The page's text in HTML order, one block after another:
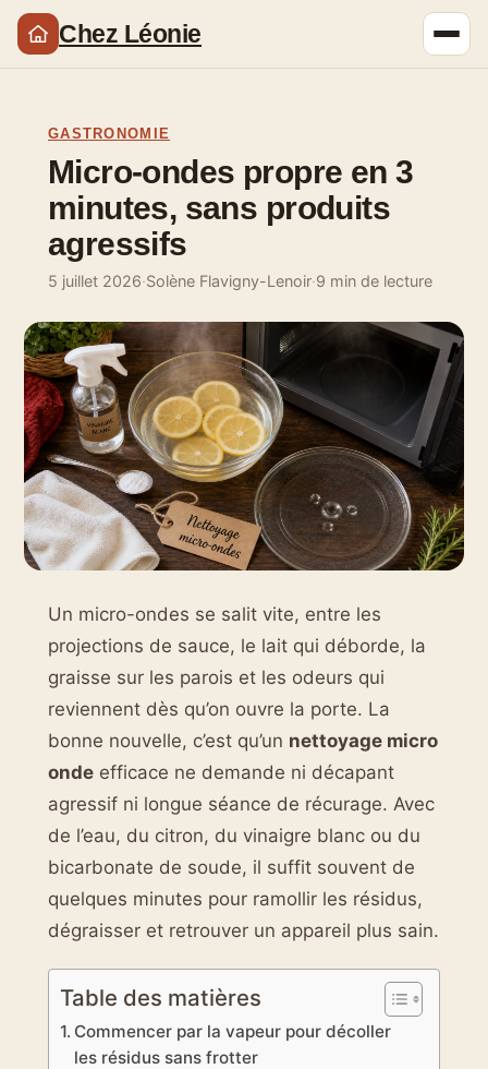
Chez Léonie
GASTRONOMIE
Micro-ondes propre en 3
minutes, sans produits
agressifs
5 juillet 2026·Solène Flavigny-Lenoir·9 min de lecture
Un micro-ondes se salit vite, entre les
projections de sauce, le lait qui déborde, la
graisse sur les parois et les odeurs qui
reviennent dès qu’on ouvre la porte. La
bonne nouvelle, c’est qu’un nettoyage micro
onde efficace ne demande ni décapant
agressif ni longue séance de récurage. Avec
de l’eau, du citron, du vinaigre blanc ou du
bicarbonate de soude, il suffit souvent de
quelques minutes pour ramollir les résidus,
dégraisser et retrouver un appareil plus sain.
Table des matières
Commencer par la vapeur pour décoller
les résidus sans frotter